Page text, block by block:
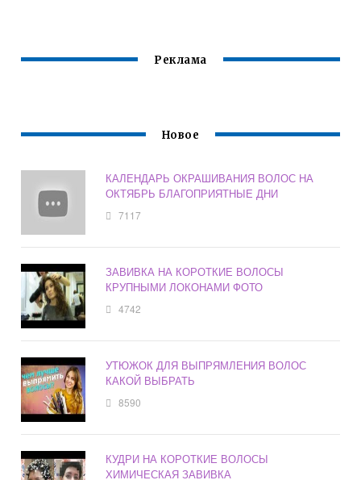
Реклама
Новое
КАЛЕНДАРЬ ОКРАШИВАНИЯ ВОЛОС НА
ОКТЯБРЬ БЛАГОПРИЯТНЫЕ ДНИ
7117
ЗАВИВКА НА КОРОТКИЕ ВОЛОСЫ
КРУПНЫМИ ЛОКОНАМИ ФОТО
4742
УТЮЖОК ДЛЯ ВЫПРЯМЛЕНИЯ ВОЛОС
КАКОЙ ВЫБРАТЬ
8590
КУДРИ НА КОРОТКИЕ ВОЛОСЫ
ХИМИЧЕСКАЯ ЗАВИВКА